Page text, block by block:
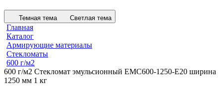
Темная тема Светлая тема
Главная
Каталог
Армирующие материалы
Стекломаты
600 г/м2
600 г/м2 Стекломат эмульсионный EMC600-1250-E20 ширина
1250 мм 1 кг